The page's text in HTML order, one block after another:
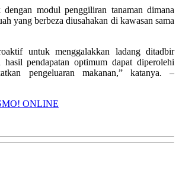
dengan modul penggiliran tanaman dimana
yang berbeza diusahakan di kawasan sama
untuk menggalakkan ladang ditadbir
hasil pendapatan optimum dapat diperolehi
pengeluaran makanan,” katanya. –
ONLINE